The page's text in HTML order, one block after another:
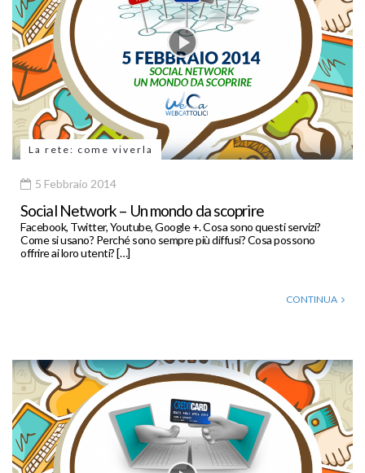
La rete: come viverla
5 Febbraio 2014
Social Network – Un mondo da scoprire
Facebook, Twitter, Youtube, Google +. Cosa sono questi servizi?
Come si usano? Perché sono sempre più diffusi? Cosa possono
offrire ai loro utenti? […]
CONTINUA